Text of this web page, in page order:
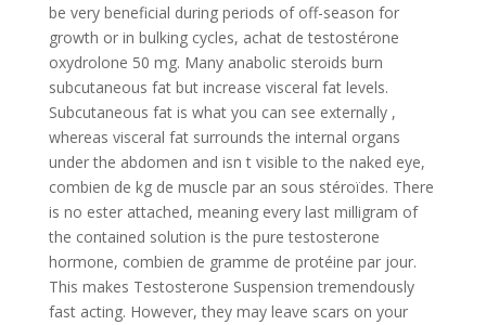
be very beneficial during periods of off-season for
growth or in bulking cycles, achat de testostérone
oxydrolone 50 mg. Many anabolic steroids burn
subcutaneous fat but increase visceral fat levels.
Subcutaneous fat is what you can see externally ,
whereas visceral fat surrounds the internal organs
under the abdomen and isn t visible to the naked eye,
combien de kg de muscle par an sous stéroïdes. There
is no ester attached, meaning every last milligram of
the contained solution is the pure testosterone
hormone, combien de gramme de protéine par jour.
This makes Testosterone Suspension tremendously
fast acting. However, they may leave scars on your